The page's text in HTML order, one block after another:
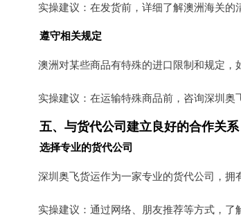
实操建议：在发货前，详细了解澳洲海关的
遵守相关规定
澳洲对某些商品有特殊的进口限制和规定，
实操建议：在运输特殊商品前，咨询深圳奥
五、与货代公司建立良好的合作关系
选择专业的货代公司
深圳奥飞货运作为一家专业的货代公司，拥
实操建议：通过网络、朋友推荐等方式，了